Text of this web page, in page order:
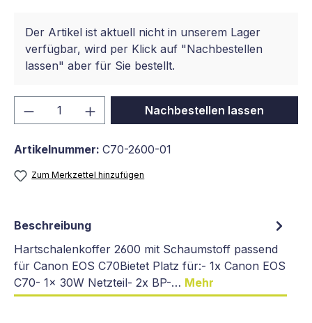
Der Artikel ist aktuell nicht in unserem Lager
verfügbar, wird per Klick auf "Nachbestellen
lassen" aber für Sie bestellt.
Produkt Anzahl: Gib denNachbestellen lassen
Artikelnummer: C70-2600-01
Zum Merkzettel hinzufügen
Beschreibung
Hartschalenkoffer 2600 mit Schaumstoff passend
für Canon EOS C70Bietet Platz für:- 1x Canon EOS
C70- 1x 30W Netzteil- 2x BP-… Mehr